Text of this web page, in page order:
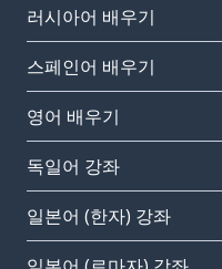
러시아어 배우기
스페인어 배우기
영어 배우기
독일어 강좌
일본어 (한자) 강좌